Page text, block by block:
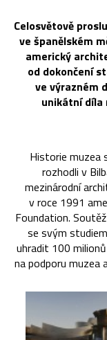
Celosvětově
ve španělském
americký
od dokončení
ve výrazném
unikátní díla
Historie muzea
rozhodli v
mezinárodní
v roce 1991
Foundation.
se svým
uhradit 100
na podporu muzea